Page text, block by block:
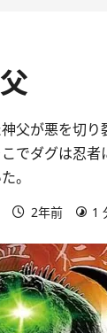
父が悪を切
でダグは忍
。
2年前 1